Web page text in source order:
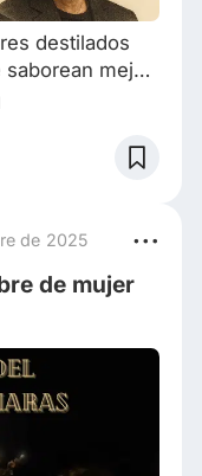
destilados
mejor
🥃
que envejecen
rápido, sin
otros
de 2025
de mujer